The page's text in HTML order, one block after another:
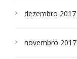
dezembro 2017
novembro 2017